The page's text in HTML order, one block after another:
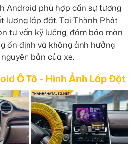
Android phù hợp cần sự tương
lượng lắp đặt. Tại Thành Phát
tư vấn kỹ lưỡng, đảm bảo màn
ổn định và không ảnh hưởng
bản của xe.
Ô Tô - Hình Ảnh Lắp Đặt